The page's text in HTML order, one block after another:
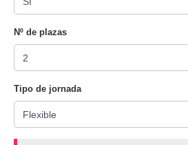
Nº de plazas
Tipo de jornada